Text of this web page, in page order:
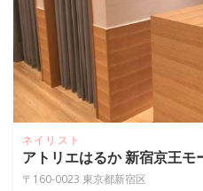
ネイリスト
アトリエはるか 新宿京王モ
〒160-0023 東京都新宿区